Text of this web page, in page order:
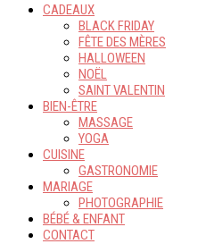
CADEAUX
BLACK FRIDAY
FÊTE DES MÈRES
HALLOWEEN
NOËL
SAINT VALENTIN
BIEN-ÊTRE
MASSAGE
YOGA
CUISINE
GASTRONOMIE
MARIAGE
PHOTOGRAPHIE
BÉBÉ & ENFANT
CONTACT